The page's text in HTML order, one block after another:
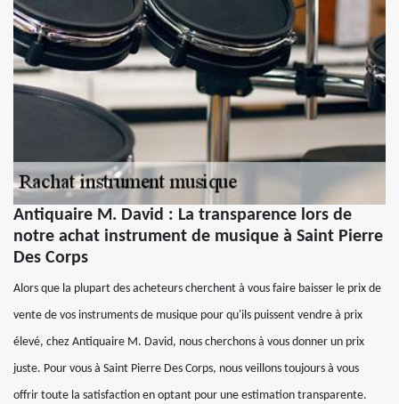
Antiquaire M. David : La transparence lors de
notre achat instrument de musique à Saint Pierre
Des Corps
Alors que la plupart des acheteurs cherchent à vous faire baisser le prix de
vente de vos instruments de musique pour qu'ils puissent vendre à prix
élevé, chez Antiquaire M. David, nous cherchons à vous donner un prix
juste. Pour vous à Saint Pierre Des Corps, nous veillons toujours à vous
offrir toute la satisfaction en optant pour une estimation transparente.